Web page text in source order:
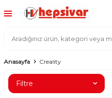
Anasayfa Creality
Filtre